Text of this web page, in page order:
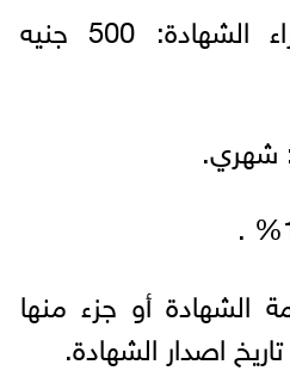
• الحد الأدنى لشراء الشهادة: 500 جنيه
شهري.
الشهادة أو جزء منها